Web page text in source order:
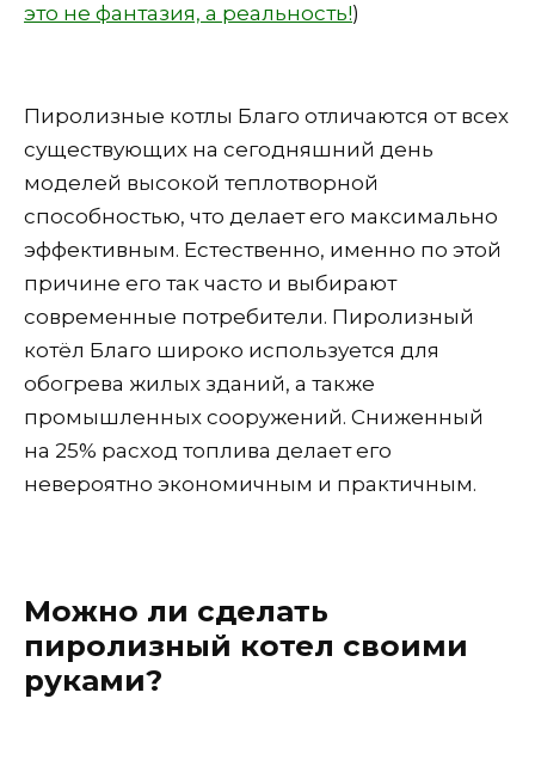
это не фантазия, а реальность!)
Пиролизные котлы Благо отличаются от всех
существующих на сегодняшний день
моделей высокой теплотворной
способностью, что делает его максимально
эффективным. Естественно, именно по этой
причине его так часто и выбирают
современные потребители. Пиролизный
котёл Благо широко используется для
обогрева жилых зданий, а также
промышленных сооружений. Сниженный
на 25% расход топлива делает его
невероятно экономичным и практичным.
Можно ли сделать
пиролизный котел своими
руками?